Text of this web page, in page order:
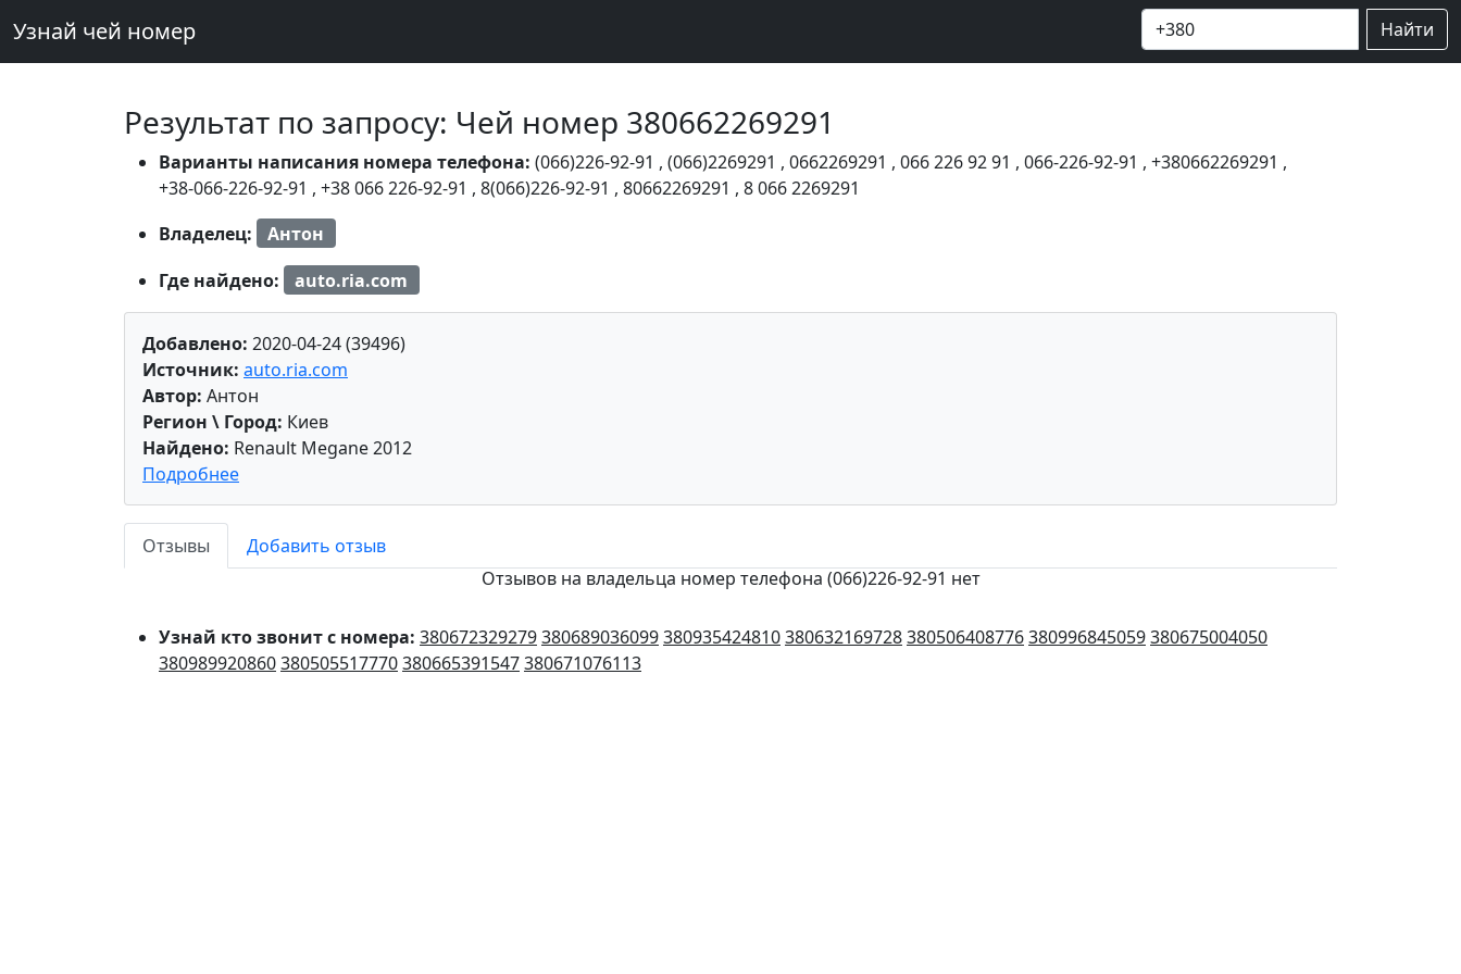
Узнай чей номер Найти
Результат по запросу: Чей номер 380662269291
Варианты написания номера телефона: (066)226-92-91 , (066)2269291 , 0662269291 , 066 226 92 91 , 066-226-92-91 , +380662269291 ,
+38-066-226-92-91 , +38 066 226-92-91 , 8(066)226-92-91 , 80662269291 , 8 066 2269291
Владелец:
Антон
Где найдено:
auto.ria.com
Добавлено: 2020-04-24 (39496)
Источник: auto.ria.com
Автор: Антон
Регион \ Город: Киев
Найдено: Renault Megane 2012
Подробнее
Отзывы
Добавить отзыв
Отзывов на владельца номер телефона (066)226-92-91 нет
Узнай кто звонит с номера: 380672329279380689036099380935424810380632169728380506408776380996845059380675004050
380989920860380505517770380665391547380671076113